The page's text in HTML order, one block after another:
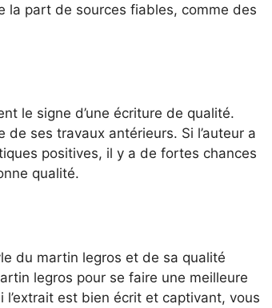
la part de sources fiables, comme des
le signe d’une écriture de qualité.
ses travaux antérieurs. Si l’auteur a
positives, il y a de fortes chances
qualité.
du martin legros et de sa qualité
legros pour se faire une meilleure
est bien écrit et captivant, vous